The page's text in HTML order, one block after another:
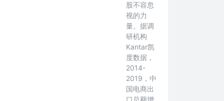
股不容忽
视的力
量。据调
研机构
Kantar凯
度数据，
2014-
2019，中
国电商出
口总额增